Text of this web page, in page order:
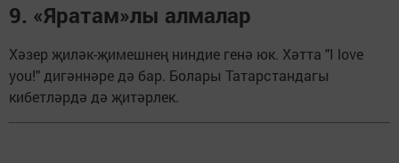
9. «Яратам»лы алмалар
Хәзер җиләк-җимешнең ниндие генә юк. Хәтта "I love
you!" дигәннәре дә бар. Болары Татарстандагы
кибетләрдә дә җитәрлек.